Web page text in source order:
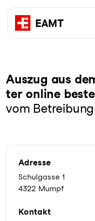
Auszug aus
ter online
vom
Adresse
Schulgasse 1
4322 Mumpf
Kontakt